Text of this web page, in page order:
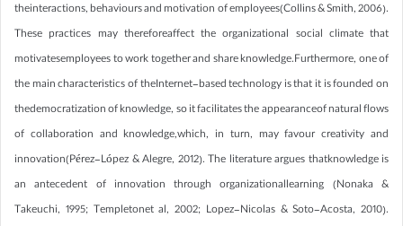
theinteractions, behaviours and motivation of employees(Collins & Smith, 2006).
These practices may thereforeaffect the organizational social climate that
motivatesemployees to work together and share knowledge.Furthermore, one of
the main characteristics of theInternet-based technology is that it is founded on
thedemocratization of knowledge, so it facilitates the appearanceof natural flows
of collaboration and knowledge,which, in turn, may favour creativity and
innovation(Pérez-López & Alegre, 2012). The literature argues thatknowledge is
an antecedent of innovation through organizationallearning (Nonaka &
Takeuchi, 1995; Templetonet al, 2002; Lopez-Nicolas & Soto-Acosta, 2010).